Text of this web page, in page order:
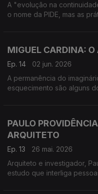
A "evolução na
o nome da PIDE, mas as
MIGUEL CARDINA:
Ep. 14
02 jun. 2026
A permanência do
esquecimento são alguns
PAULO
ARQUITETO
Ep. 13
26 mai. 2026
Arquiteto e investigador,
estudo que interliga